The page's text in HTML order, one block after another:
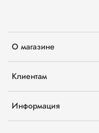
О магазине
Клиентам
Информация